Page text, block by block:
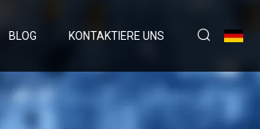
BLOG KONTAKTIERE UNS